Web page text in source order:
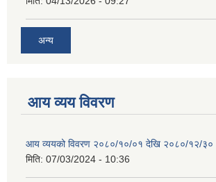
अन्य
आय व्यय विवरण
आय व्ययको विवरण २०८०/१०/०१ देखि २०८०/१२/३०
मिति: 07/03/2024 - 10:36